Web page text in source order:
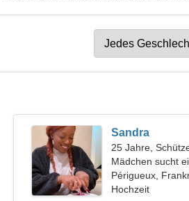
Sandra
25 Jahre,
Mädchen sucht
Périgueux,
Hochzeit